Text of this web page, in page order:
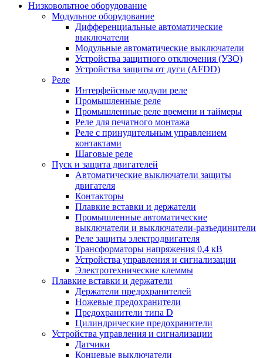
Низковольтное оборудование
Модульное оборудование
Дифференциальные автоматические
выключатели
Модульные автоматические выключатели
Устройства защитного отключения (УЗО)
Устройства защиты от дуги (AFDD)
Реле
Интерфейсные модули реле
Промышленные реле
Промышленные реле времени и таймеры
Реле для печатного монтажа
Реле с принудительным управлением
контактами
Шаговые реле
Пуск и защита двигателей
Автоматические выключатели защиты
двигателя
Контакторы
Плавкие вставки и держатели
Промышленные автоматические
выключатели и выключатели-разъединители
Реле защиты электродвигателя
Трансформаторы напряжения 0,4 кВ
Устройства управления и сигнализации
Электротехнические клеммы
Плавкие вставки и держатели
Держатели предохранителей
Ножевые предохранители
Предохранители типа D
Цилиндрические предохранители
Устройства управления и сигнализации
Датчики
Концевые выключатели